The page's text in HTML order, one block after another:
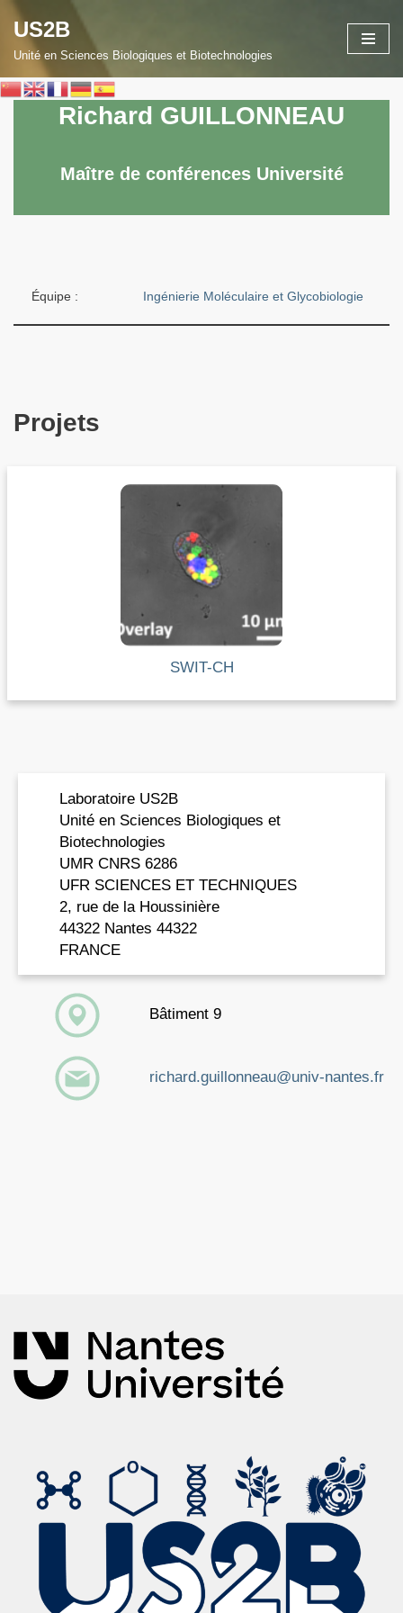
Aller
contenu
US2B
Unité en Sciences Biologiques et Biotechnologies
Richard GUILLONNEAU
Maître de conférences Université
Équipe : Ingénierie Moléculaire et Glycobiologie
Projets
SWIT-CH
Laboratoire US2B
Unité en Sciences Biologiques et
Biotechnologies
UMR CNRS 6286
UFR SCIENCES ET TECHNIQUES
2, rue de la Houssinière
44322 Nantes 44322
FRANCE
Bâtiment 9
richard.guillonneau@univ-nantes.fr